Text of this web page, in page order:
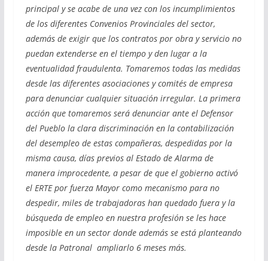
principal y se acabe de una vez con los incumplimientos
de los diferentes Convenios Provinciales del sector,
además de exigir que los contratos por obra y servicio no
puedan extenderse en el tiempo y den lugar a la
eventualidad fraudulenta. Tomaremos todas las medidas
desde las diferentes asociaciones y comités de empresa
para denunciar cualquier situación irregular. La primera
acción que tomaremos será denunciar ante el Defensor
del Pueblo la clara discriminación en la contabilización
del desempleo de estas compañeras, despedidas por la
misma causa, días previos al Estado de Alarma de
manera improcedente, a pesar de que el gobierno activó
el ERTE por fuerza Mayor como mecanismo para no
despedir, miles de trabajadoras han quedado fuera y la
búsqueda de empleo en nuestra profesión se les hace
imposible en un sector donde además se está planteando
desde la Patronal ampliarlo 6 meses más.